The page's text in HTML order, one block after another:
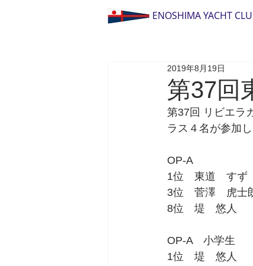
ENOSHIMA YACHT
第37回
2019年8月19日
第37回 リビエラ
ラス４名が参加し
OP-A
1位　東道　すず
3位　菅澤　虎士
8位　堤　悠人
OP-A　小学生
1位　堤　悠人